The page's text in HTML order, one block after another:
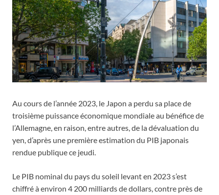
Au cours de l’année 2023, le Japon a perdu sa place de
troisième puissance économique mondiale au bénéfice de
l’Allemagne, en raison, entre autres, de la dévaluation du
yen, d’après une première estimation du PIB japonais
rendue publique ce jeudi.
Le PIB nominal du pays du soleil levant en 2023 s’est
chiffré à environ 4 200 milliards de dollars, contre près de